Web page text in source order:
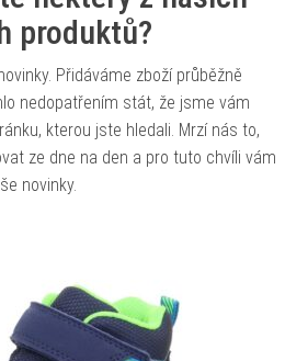
produktů?
Přidáváme zboží průběžně
nedopatřením stát, že jsme vám
kterou jste hledali. Mrzí nás to,
ze dne na den a pro tuto chvíli vám
novinky.